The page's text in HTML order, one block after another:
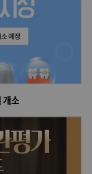
개소